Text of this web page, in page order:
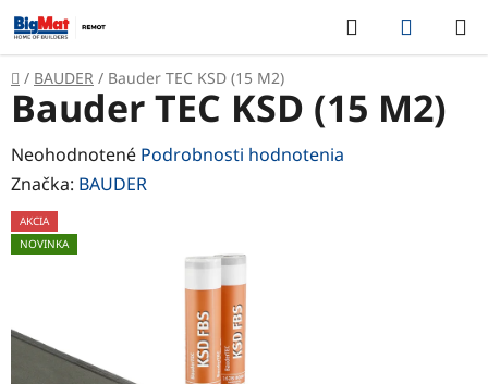
Prejsť
na
obsah
Hľadať
KOŠÍK
Domov
/ BAUDER / Bauder TEC KSD (15 M2)
Bauder TEC KSD (15 M2)
Priemerné
hodnotenie
produktu
je
5
hviezdičiek.
Neohodnotené Podrobnosti hodnotenia
Značka: BAUDER
AKCIA
NOVINKA